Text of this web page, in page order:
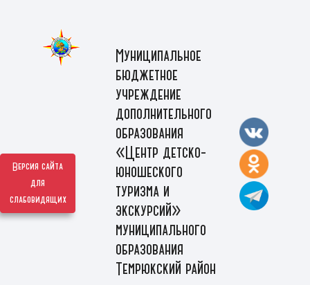
Версия сайта
для
слабовидящих
Муниципальное
бюджетное
учреждение
дополнительного
образования
«Центр детско-
юношеского
туризма и
экскурсий»
муниципального
образования
Темрюкский район